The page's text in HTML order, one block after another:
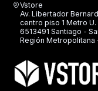
Vstore
Av. Libertador
centro piso 1 Metro
6513491 Santiago -
Región Metropolitana